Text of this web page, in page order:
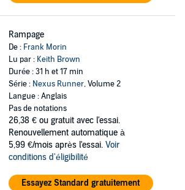
Rampage
De : Frank Morin
Lu par : Keith Brown
Durée : 31 h et 17 min
Série : Nexus Runner, Volume 2
Langue : Anglais
Pas de notations
26,38 € ou gratuit avec l'essai.
Renouvellement automatique à
5,99 €/mois après l'essai. Voir
conditions d'éligibilité
Essayez Standard gratuitement